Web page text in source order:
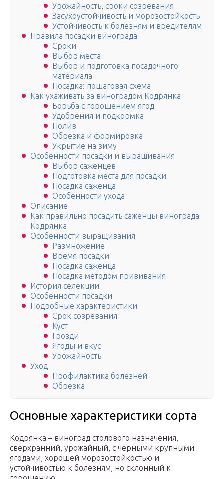
Урожайность, сроки созревания
Засухоустойчивость и морозостойкость
Устойчивость к болезням и вредителям
Правила посадки винограда
Сроки
Выбор места
Выбор и подготовка посадочного
материала
Посадка: пошаговая схема
Как ухаживать за виноградом Кодрянка
Борьба с горошением ягод
Удобрения и подкормка
Полив
Обрезка и формировка
Укрытие на зиму
Особенности посадки и выращивания
Выбор саженцев
Подготовка места для посадки
Посадка саженца
Особенности ухода
Описание
Как правильно посадить саженцы винограда
Кодрянка
Особенности выращивания
Размножение
Время посадки
Посадка саженца
Посадка методом прививания
История селекции
Особенности посадки
Подробные характеристики
Срок созревания
Куст
Грозди
Ягоды и вкус
Урожайность
Уход
Профилактика болезней
Обрезка
Основные характеристики сорта
Кодрянка – виноград столового назначения,
сверхранний, урожайный, с черными крупными
ягодами, хорошей морозостойкостью и
устойчивостью к болезням, но склонный к